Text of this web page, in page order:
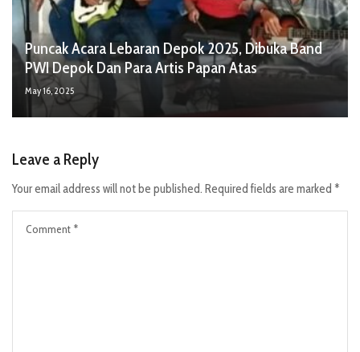
Puncak Acara Lebaran Depok 2025, Dibuka Band
PWI Depok Dan Para Artis Papan Atas
May 16, 2025
Leave a Reply
Your email address will not be published. Required fields are marked *